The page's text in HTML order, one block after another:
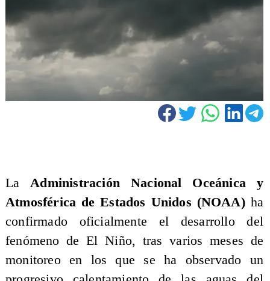
LaAdministración Nacional Oceánica y
Atmosférica de Estados Unidos (NOAA)ha
confirmado oficialmente el desarrollo del
fenómeno de El Niño, tras varios meses de
monitoreo en los que se ha observado un